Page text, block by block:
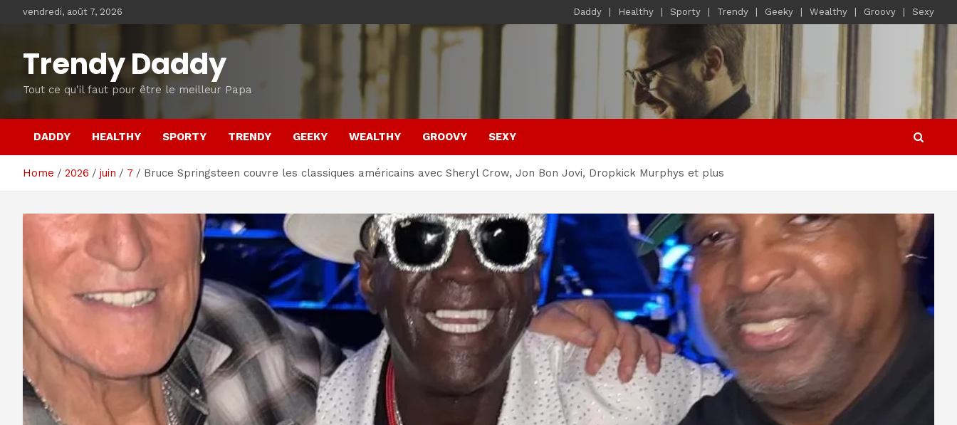
vendredi, août 7, 2026 Daddy Healthy Sporty Trendy Geeky Wealthy Groovy Sexy
Trendy Daddy
Tout ce qu'il faut pour être le meilleur Papa
DADDY HEALTHY SPORTY TRENDY GEEKY WEALTHY GROOVY SEXY
Home 2026 juin 7 Bruce Springsteen couvre les classiques américains avec Sheryl Crow, Jon Bon Jovi, Dropkick Murphys et plus